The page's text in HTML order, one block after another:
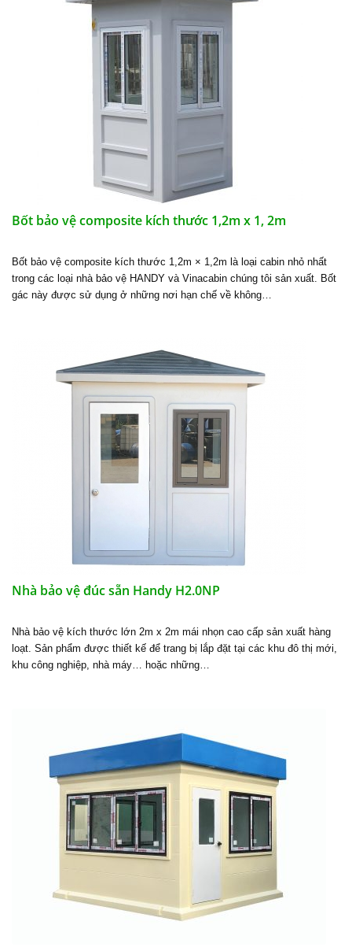
Bốt bảo vệ composite kích thước 1,2m x 1, 2m
Bốt bảo vệ composite kích thước 1,2m × 1,2m là loại cabin nhỏ nhất
trong các loại nhà bảo vệ HANDY và Vinacabin chúng tôi sản xuất. Bốt
gác này được sử dụng ở những nơi hạn chế về không…
Nhà bảo vệ đúc sẵn Handy H2.0NP
Nhà bảo vệ kích thước lớn 2m x 2m mái nhọn cao cấp sản xuất hàng
loạt. Sản phẩm được thiết kế để trang bị lắp đặt tại các khu đô thị mới,
khu công nghiệp, nhà máy… hoặc những…